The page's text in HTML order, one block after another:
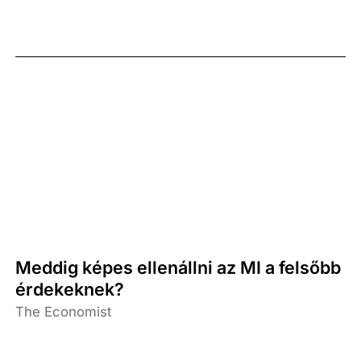
Meddig képes ellenállni az MI a felsőbb
érdekeknek?
The Economist